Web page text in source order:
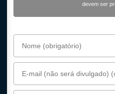
devem ser